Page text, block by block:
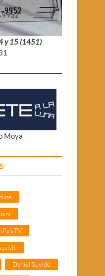
y 15 (1451)
Moya
Daniel Sueldo